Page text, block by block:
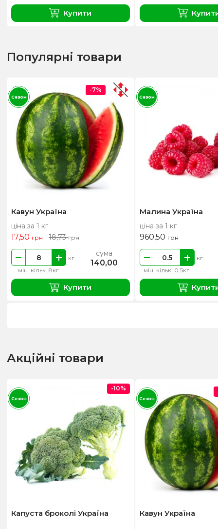
Купити
Популярні товари
Кавун Україна
ціна за 1 кг
17,50 грн 18,73грн
мін. кільк. 8кг
кг сума
140,00
Купити
-7%
Сезон
Малина Україна
ціна за 1 кг
960,50 грн
мін. кільк. 0.5кг
кг
Сезон
Акційні товари
Капуста броколі Україна
-10%
Сезон
Кавун Україна
Сезон